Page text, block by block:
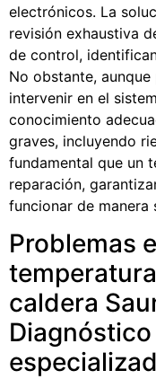
electrónicos. La
revisión exhaustiva
de control,
No obstante,
intervenir en el
conocimiento
graves, incluyendo
fundamental que un
reparación,
funcionar de manera
Problemas
caldera